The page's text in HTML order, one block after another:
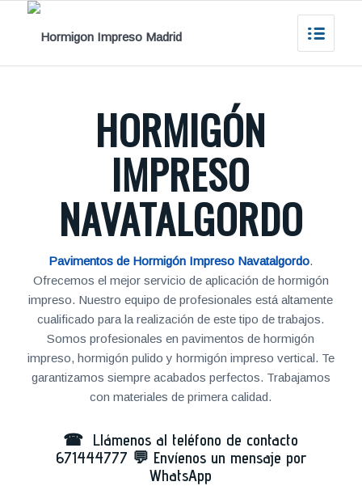
HORMIGÓN
IMPRESO
NAVATALGORDO
Pavimentos de Hormigón Impreso Navatalgordo.
Ofrecemos el mejor servicio de aplicación de hormigón
impreso. Nuestro equipo de profesionales está altamente
cualificado para la realización de este tipo de trabajos.
Somos profesionales en pavimentos de hormigón
impreso, hormigón pulido y hormigón impreso vertical. Te
garantizamos siempre acabados perfectos. Trabajamos
con materiales de primera calidad.
☎ Llámenos al teléfono de contacto
671444777 💬 Envíenos un mensaje por
WhatsApp